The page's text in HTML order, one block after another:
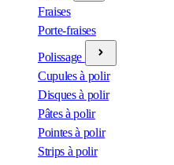
Fraises
Porte-fraises
Polissage
Cupules à polir
Disques à polir
Pâtes à polir
Pointes à polir
Strips à polir